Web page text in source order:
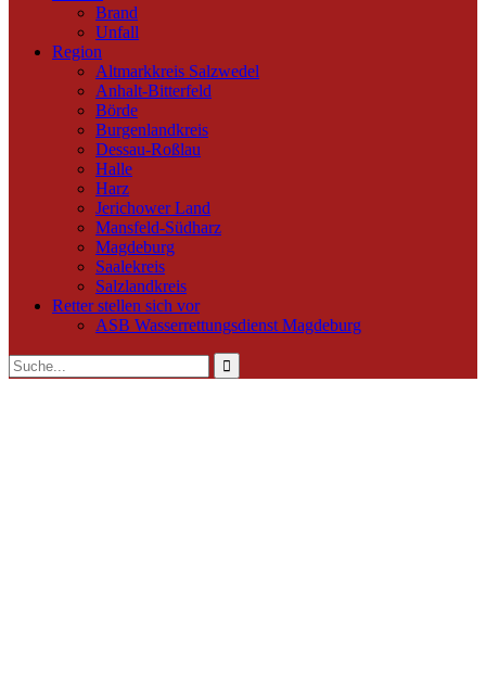
Brand
Unfall
Region
Altmarkkreis Salzwedel
Anhalt-Bitterfeld
Börde
Burgenlandkreis
Dessau-Roßlau
Halle
Harz
Jerichower Land
Mansfeld-Südharz
Magdeburg
Saalekreis
Salzlandkreis
Retter stellen sich vor
ASB Wasserrettungsdienst Magdeburg